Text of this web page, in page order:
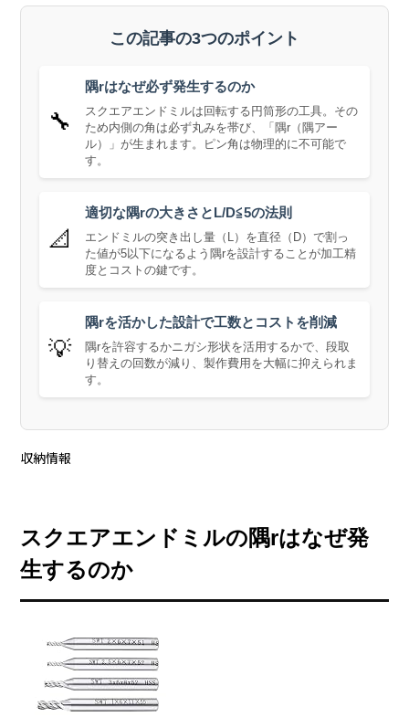
この記事の3つのポイント
🔧
隅rはなぜ必ず発生するのか
スクエアエンドミルは回転する円筒形の工具。その
ため内側の角は必ず丸みを帯び、「隅r（隅アー
ル）」が生まれます。ピン角は物理的に不可能で
す。
📐
適切な隅rの大きさとL/D≦5の法則
エンドミルの突き出し量（L）を直径（D）で割っ
た値が5以下になるよう隅rを設計することが加工精
度とコストの鍵です。
💡
隅rを活かした設計で工数とコストを削減
隅rを許容するかニガシ形状を活用するかで、段取
り替えの回数が減り、製作費用を大幅に抑えられま
す。
収納情報
スクエアエンドミルの隅rはなぜ発
生するのか